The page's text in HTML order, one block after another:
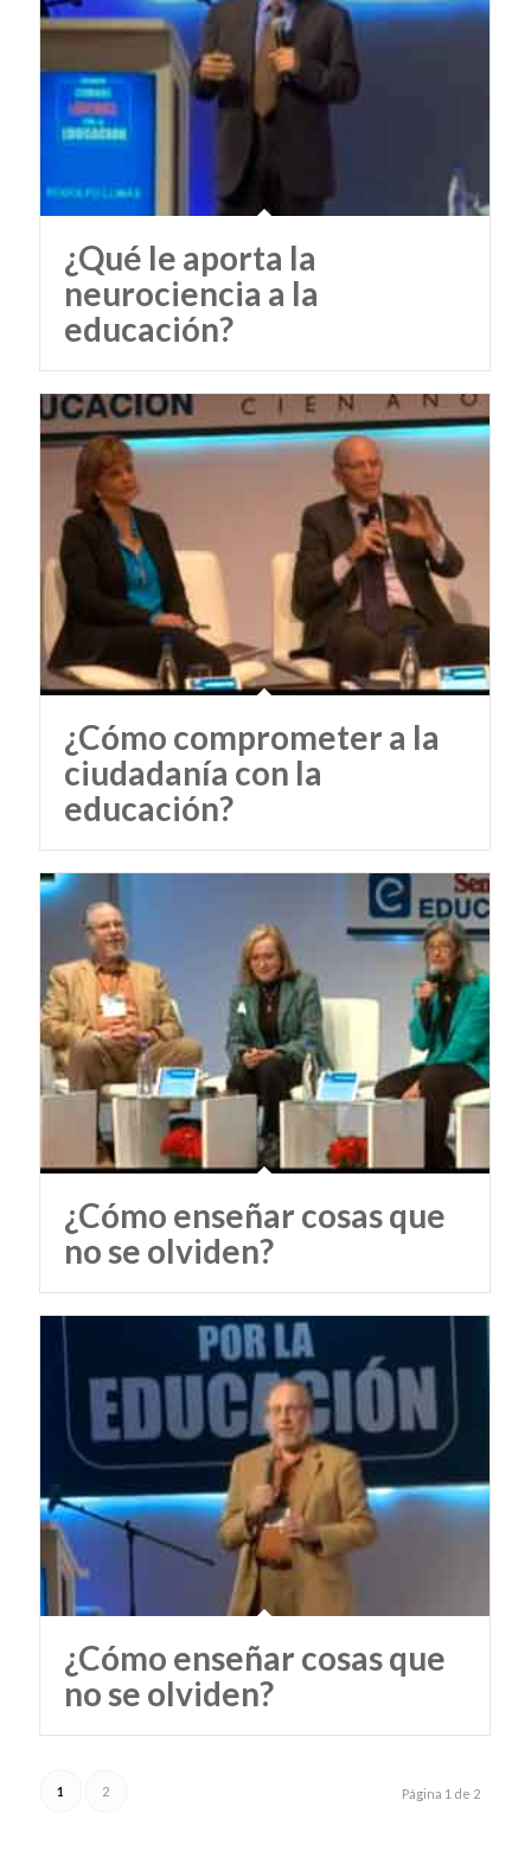
¿Qué le aporta la
neurociencia a la
educación?
¿Cómo comprometer a la
ciudadanía con la
educación?
¿Cómo enseñar cosas que
no se olviden?
¿Cómo enseñar cosas que
no se olviden?
Página 1 de 2
1 2